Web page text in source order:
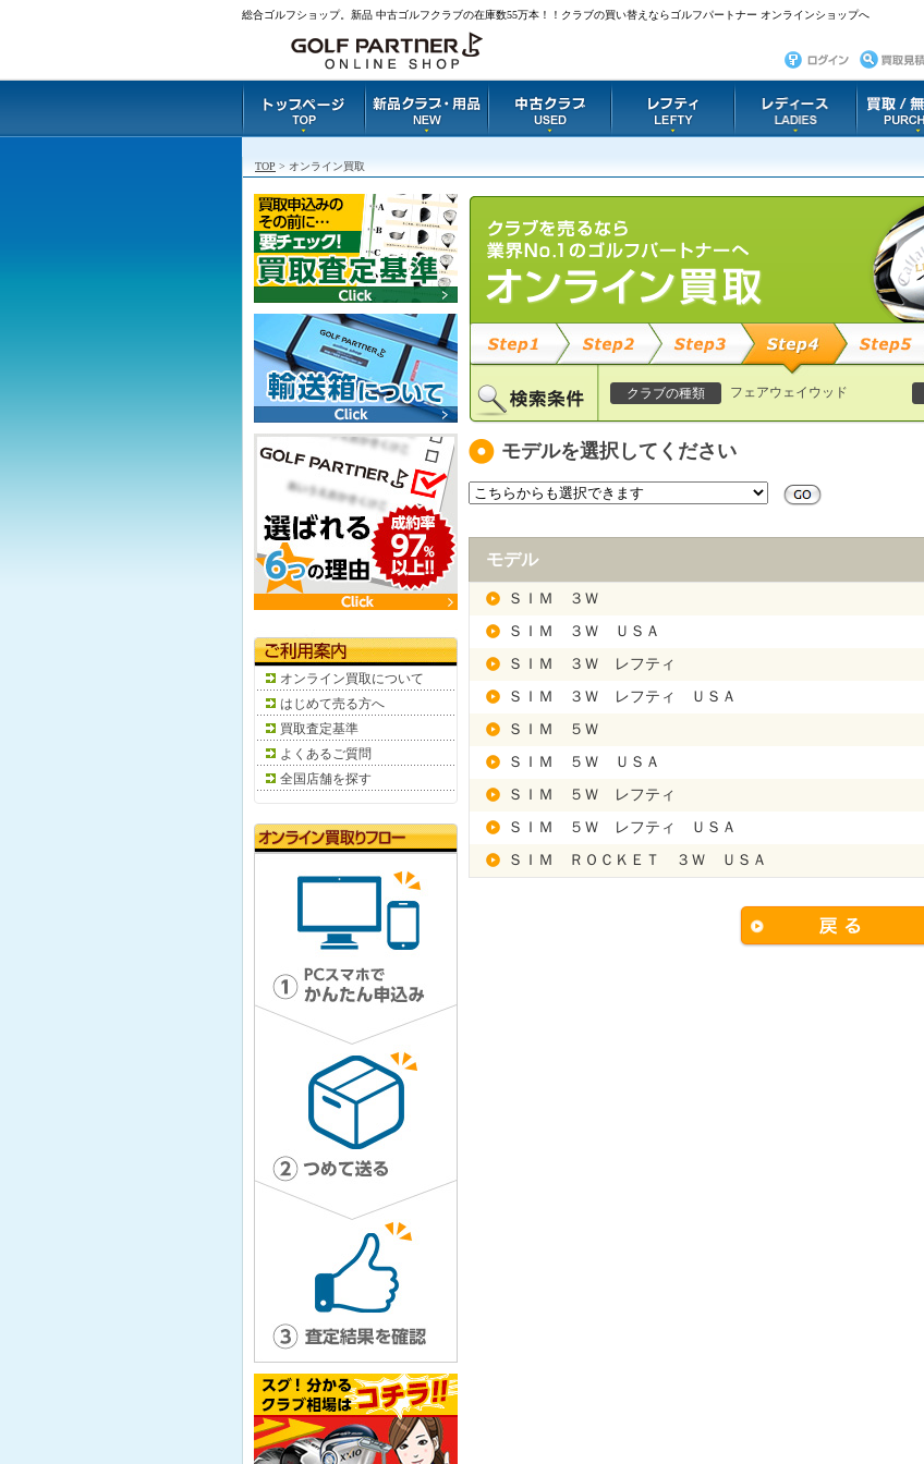
総合ゴルフショップ。新品 中古ゴルフクラブの在庫数55万本！！クラブの買い替えならゴルフパートナー オンラインショップへ
TOP > オンライン買取
クラブの種類 フェアウェイウッド
モデルを選択してください
モデル
ＳＩＭ ３Ｗ
ＳＩＭ ３Ｗ ＵＳＡ
ＳＩＭ ３Ｗ レフティ
ＳＩＭ ３Ｗ レフティ ＵＳＡ
ＳＩＭ ５Ｗ
ＳＩＭ ５Ｗ ＵＳＡ
ＳＩＭ ５Ｗ レフティ
ＳＩＭ ５Ｗ レフティ ＵＳＡ
ＳＩＭ ＲＯＣＫＥＴ ３Ｗ ＵＳＡ
オンライン買取について
はじめて売る方へ
買取査定基準
よくあるご質問
全国店舗を探す